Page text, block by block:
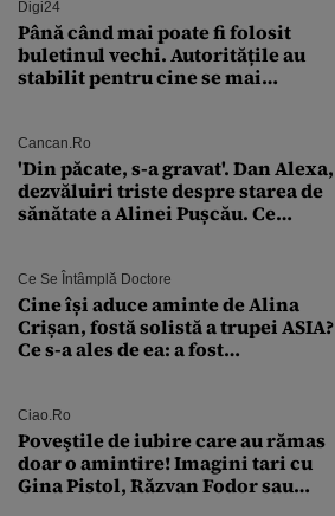
Digi24
Până când mai poate fi folosit
buletinul vechi. Autoritățile au
stabilit pentru cine se mai
Cancan.ro
'Din păcate, s-a gravat'. Dan Alexa,
dezvăluiri triste despre starea de
sănătate a Alinei Pușcău. Ce
Ce Se Întâmplă Doctore
Cine își aduce aminte de Alina
Crișan, fostă solistă a trupei ASIA?
Ce s-a ales de ea: a fost
Ciao.ro
Poveştile de iubire care au rămas
doar o amintire! Imagini tari cu
Gina Pistol, Răzvan Fodor sau